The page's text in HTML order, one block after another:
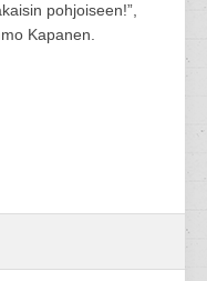
pohjoiseen!”,
Kapanen.